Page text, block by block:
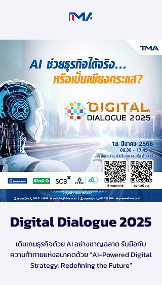
Digital Dialogue 2025
เดินเกมธุรกิจด้วย AI อย่างชาญฉลาด รับมือกับ
ความท้าทายแห่งอนาคตด้วย “AI-Powered Digital
Strategy: Redefining the Future”